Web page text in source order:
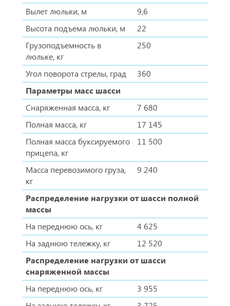
Вылет люльки, м
9,6
Высота подъема люльки, м
22
Грузоподъемность в
люльке, кг
250
Угол поворота стрелы, град
360
Параметры масс шасси
Снаряженная масса, кг
7 680
Полная масса, кг
17 145
Полная масса буксируемого
прицепа, кг
11 500
Масса перевозимого груза,
кг
9 240
Распределение нагрузки от шасси полной
массы
На переднюю ось, кг
4 625
На заднюю тележку, кг
12 520
Распределение нагрузки от шасси
снаряженной массы
На переднюю ось, кг
3 955